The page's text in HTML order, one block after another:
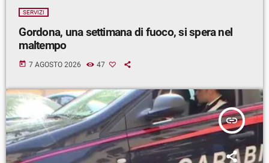
SERVIZI
Gordona, una settimana di fuoco, si spera nel
maltempo
today 7 AGOSTO 2026 47
insert_link